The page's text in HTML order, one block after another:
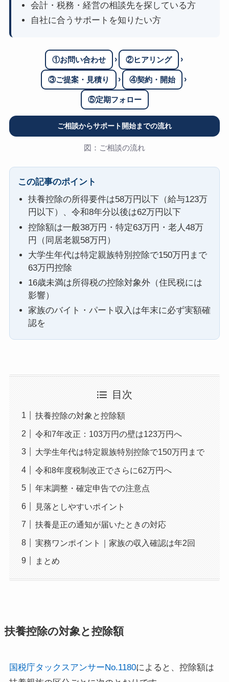
会計・税務・経営の相談先を探している方
自社に合うサポートを知りたい方
①お問い合わせ › ②ヒアリング ›
③ご提案・見積り › ④契約・開始 ›
⑤定期フォロー
ご相談からサポート開始までの流れ
図：ご相談の流れ
この記事のポイント
扶養控除の所得要件は58万円以下（給与123万
円以下）、令和8年分以後は62万円以下
控除額は一般38万円・特定63万円・老人48万
円（同居老親58万円）
大学生年代は特定親族特別控除で150万円まで
63万円控除
16歳未満は所得税の控除対象外（住民税には
影響）
家族のバイト・パート収入は年末に必ず実額確
認を
目次
扶養控除の対象と控除額
令和7年改正：103万円の壁は123万円へ
大学生年代は特定親族特別控除で150万円まで
令和8年度税制改正でさらに62万円へ
年末調整・確定申告での注意点
見落としやすいポイント
扶養是正の通知が届いたときの対応
実務ワンポイント｜家族の収入確認は年2回
まとめ
扶養控除の対象と控除額
国税庁タックスアンサーNo.1180によると、控除額は